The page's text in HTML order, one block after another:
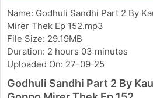
Name: Godhuli Sandhi Part 2 By
Mirer Thek Ep 152.mp3
File Size: 29.19MB
Duration: 2 hours 03 minutes
Uploaded On: 27-09-25
Godhuli Sandhi Part 2 By